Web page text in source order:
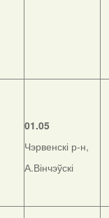
01.05
Чэрвенскі р-н,
А.Вінчэўскі